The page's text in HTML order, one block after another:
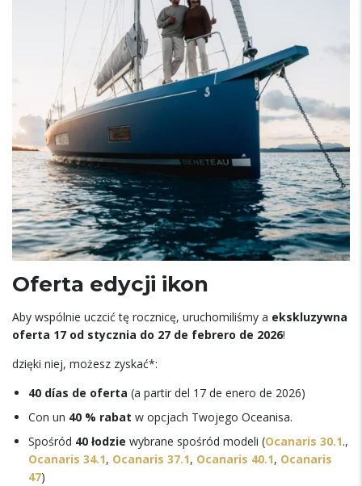
Oferta edycji ikon
Aby wspólnie uczcić tę rocznicę, uruchomiliśmy a ekskluzywna
oferta 17 od stycznia do 27 de febrero de 2026!
dzięki niej, możesz zyskać*:
40 días de oferta (a partir del 17 de enero de 2026)
Con un 40 % rabat w opcjach Twojego Oceanisa.
Spośród 40 łodzie wybrane spośród modeli (Ocanaris 30.1.,
Ocanaris 34.1, Ocanaris 37.1, Ocanaris 40.1, Ocanaris
47)